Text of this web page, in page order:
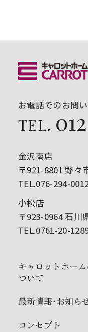
お電話でのお問
TEL.
金沢南店
〒921-8801 野々
TEL.076-294-
小松店
〒923-0964 石川
TEL.0761-20-
キャロットホーム
ついて
最新情報・お知ら
コンセプト